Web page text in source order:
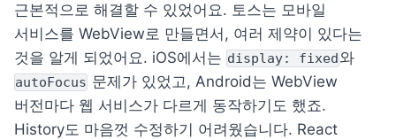
근본적으로 해결할 수 있었어요. 토스는 모바일
서비스를 WebView로 만들면서, 여러 제약이 있다는
것을 알게 되었어요. iOS에서는 display: fixed
autoFocus 문제가 있었고, Android는 WebView
버전마다 웹 서비스가 다르게 동작하기도 했죠.
History도 마음껏 수정하기 어려웠습니다. React